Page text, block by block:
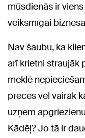
mūsdienās ir
veiksmīgai
Nav šaubu, ka
arī krietni straujāk
meklē
preces vēl vairāk
uzņem
Kādēļ? Jo tā ir